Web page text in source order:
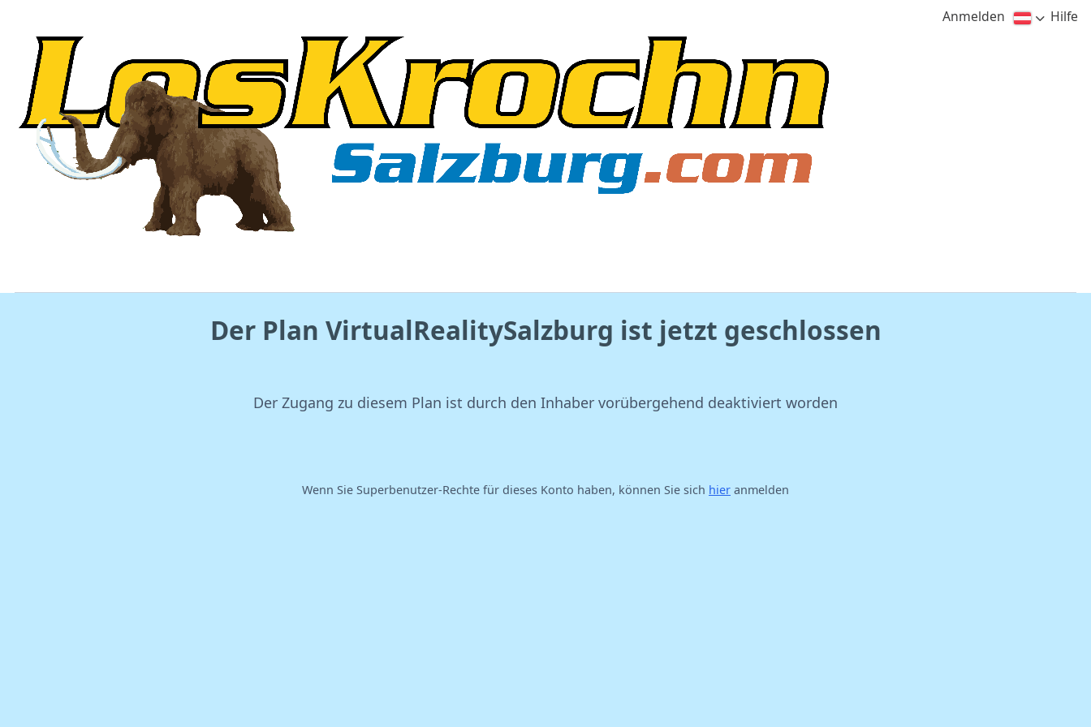
Anmelden Hilfe
Der Plan VirtualRealitySalzburg ist jetzt geschlossen
Der Zugang zu diesem Plan ist durch den Inhaber vorübergehend deaktiviert worden
Wenn Sie Superbenutzer-Rechte für dieses Konto haben, können Sie sich hier anmelden